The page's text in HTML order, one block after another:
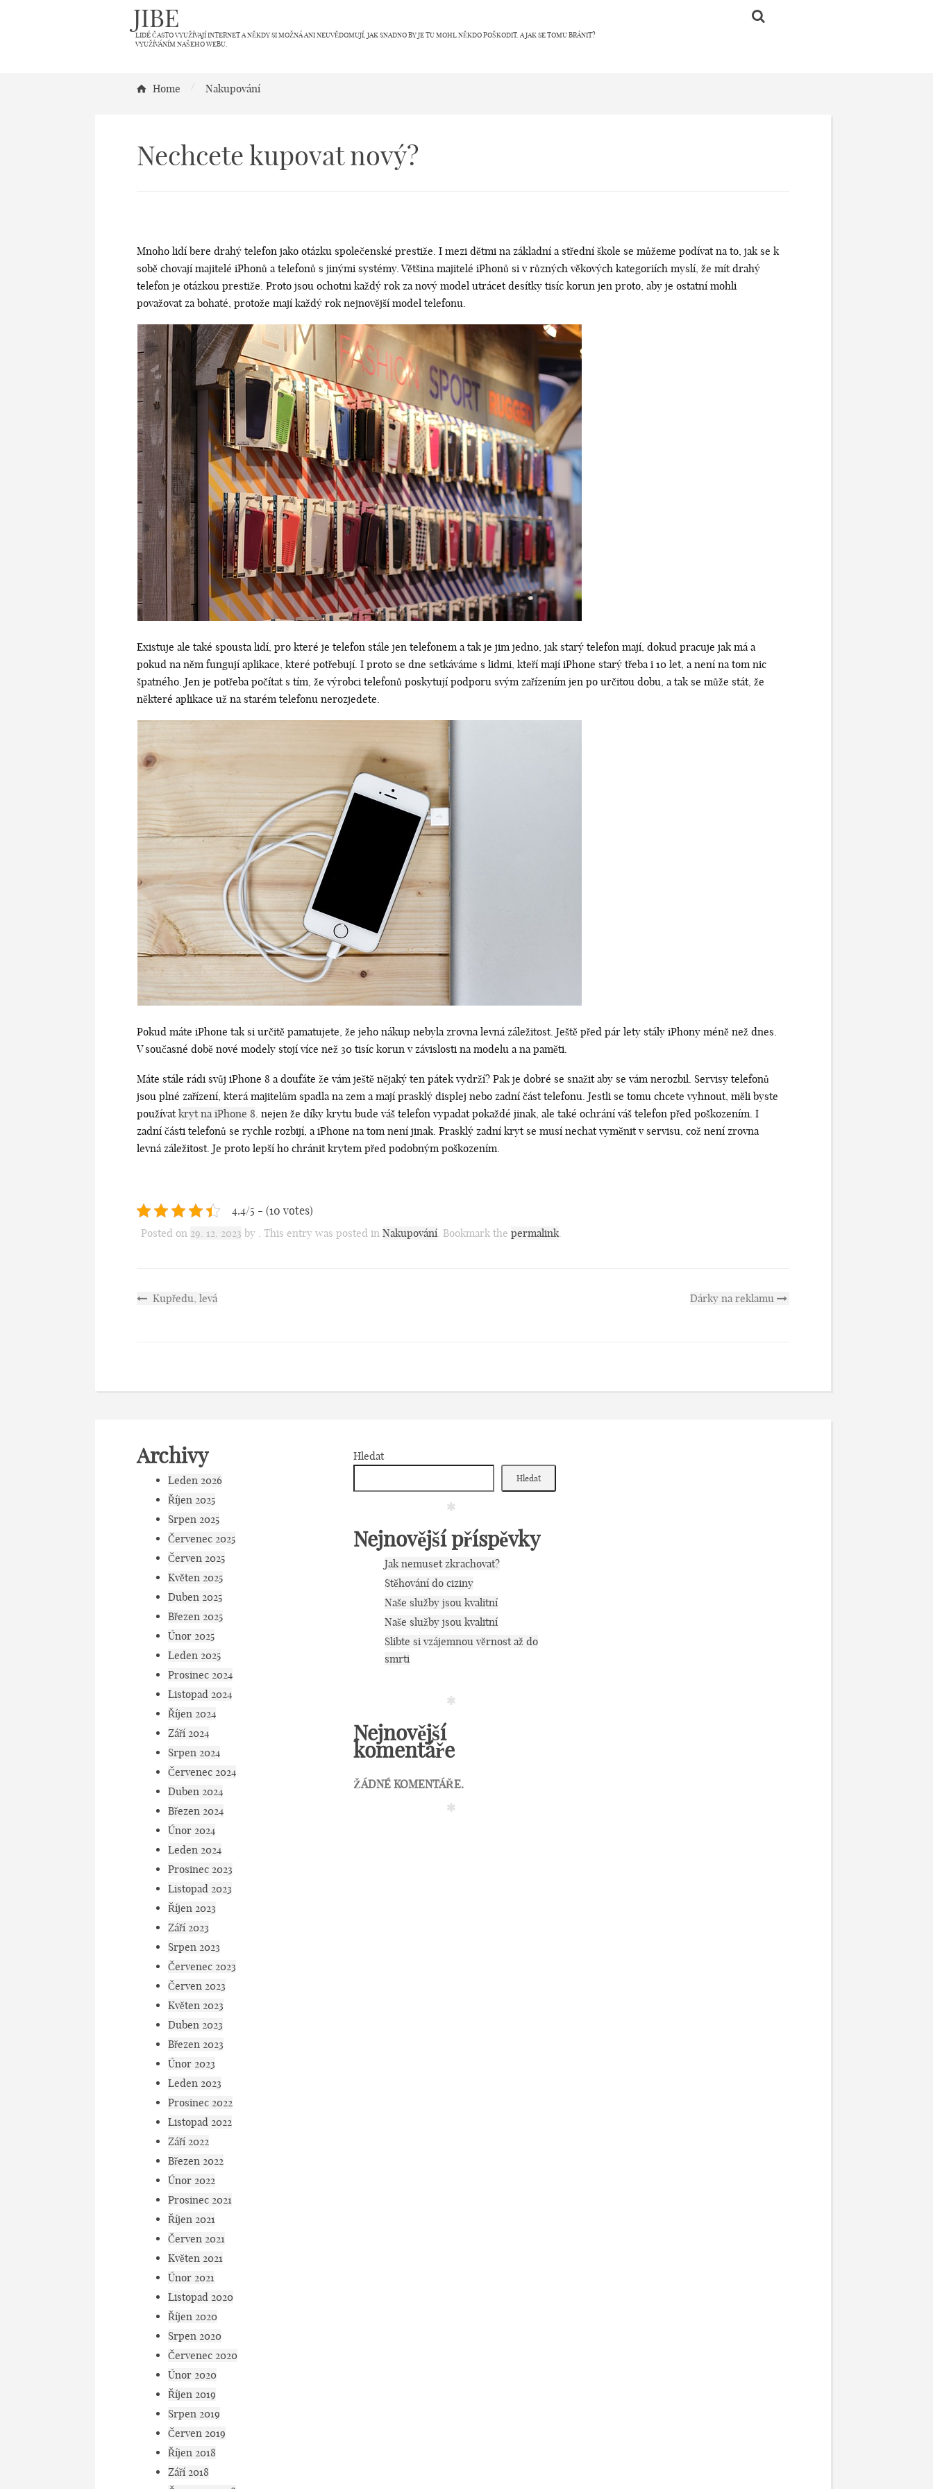
JIBE
LIDÉ ČASTO VYUŽÍVAJÍ INTERNET A NĚKDY SI MOŽNÁ ANI NEUVĚDOMUJÍ, JAK SNADNO BY JE TU MOHL NĚKDO POŠKODIT. A JAK SE TOMU BRÁNIT?
VYUŽÍVÁNÍM NAŠEHO WEBU.
Home / Nakupování
Nechcete kupovat nový?
Mnoho lidí bere drahý telefon jako otázku společenské prestiže. I mezi dětmi na základní a střední škole se můžeme podívat na to, jak se k
sobě chovají majitelé iPhonů a telefonů s jinými systémy. Většina majitelé iPhonů si v různých věkových kategoriích myslí, že mít drahý
telefon je otázkou prestiže. Proto jsou ochotni každý rok za nový model utrácet desítky tisíc korun jen proto, aby je ostatní mohli
považovat za bohaté, protože mají každý rok nejnovější model telefonu.
Existuje ale také spousta lidí, pro které je telefon stále jen telefonem a tak je jim jedno, jak starý telefon mají, dokud pracuje jak má a
pokud na něm fungují aplikace, které potřebují. I proto se dne setkáváme s lidmi, kteří mají iPhone starý třeba i 10 let, a není na tom nic
špatného. Jen je potřeba počítat s tím, že výrobci telefonů poskytují podporu svým zařízením jen po určitou dobu, a tak se může stát, že
některé aplikace už na starém telefonu nerozjedete.
Pokud máte iPhone tak si určitě pamatujete, že jeho nákup nebyla zrovna levná záležitost. Ještě před pár lety stály iPhony méně než dnes.
V současné době nové modely stojí více než 30 tisíc korun v závislosti na modelu a na paměti.
Máte stále rádi svůj iPhone 8 a doufáte že vám ještě nějaký ten pátek vydrží? Pak je dobré se snažit aby se vám nerozbil. Servisy telefonů
jsou plné zařízení, která majitelům spadla na zem a mají prasklý displej nebo zadní část telefonu. Jestli se tomu chcete vyhnout, měli byste
používatkryt na iPhone 8 . nejen že díky krytu bude váš telefon vypadat pokaždé jinak, ale také ochrání váš telefon před poškozením. I
zadní části telefonů se rychle rozbijí, a iPhone na tom není jinak. Prasklý zadní kryt se musí nechat vyměnit v servisu, což není zrovna
levná záležitost. Je proto lepší ho chránit krytem před podobným poškozením.
4.4/5 - (10 votes)
Posted on 29. 12. 2023 by . This entry was posted in Nakupování . Bookmark the permalink
Kupředu, levá Dárky na reklamu
Archivy
Leden 2026
Říjen 2025
Srpen 2025
Červenec 2025
Červen 2025
Květen 2025
Duben 2025
Březen 2025
Únor 2025
Leden 2025
Prosinec 2024
Listopad 2024
Říjen 2024
Září 2024
Srpen 2024
Červenec 2024
Duben 2024
Březen 2024
Únor 2024
Leden 2024
Prosinec 2023
Listopad 2023
Říjen 2023
Září 2023
Srpen 2023
Červenec 2023
Červen 2023
Květen 2023
Duben 2023
Březen 2023
Únor 2023
Leden 2023
Prosinec 2022
Listopad 2022
Září 2022
Březen 2022
Únor 2022
Prosinec 2021
Říjen 2021
Červen 2021
Květen 2021
Únor 2021
Listopad 2020
Říjen 2020
Srpen 2020
Červenec 2020
Únor 2020
Říjen 2019
Srpen 2019
Červen 2019
Říjen 2018
Září 2018
Hledat
Hledat
Nejnovější příspěvky
Jak nemuset zkrachovat?
Stěhování do ciziny
Naše služby jsou kvalitní
Naše služby jsou kvalitní
Slibte si vzájemnou věrnost až do
smrti
Nejnovější
komentáře
ŽÁDNÉ KOMENTÁŘE.